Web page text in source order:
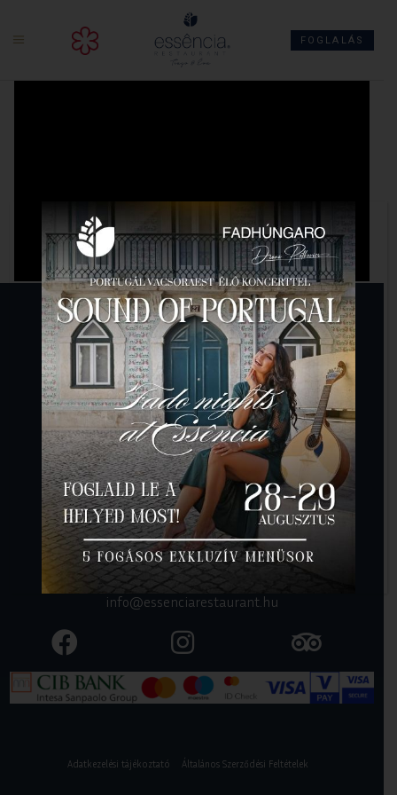
FOGLALÁS
Kapcsolat
Essência Restaurant Tiago & Éva
1051 Budapest, Sas utca 17.
+36 70 600 0315
info@essenciarestaurant.hu
Adatkezelési tájékoztató Általános Szerződési Feltételek